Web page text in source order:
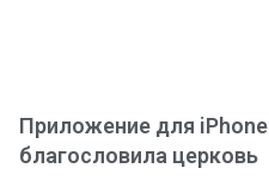
Приложение для iPhone
благословила церковь